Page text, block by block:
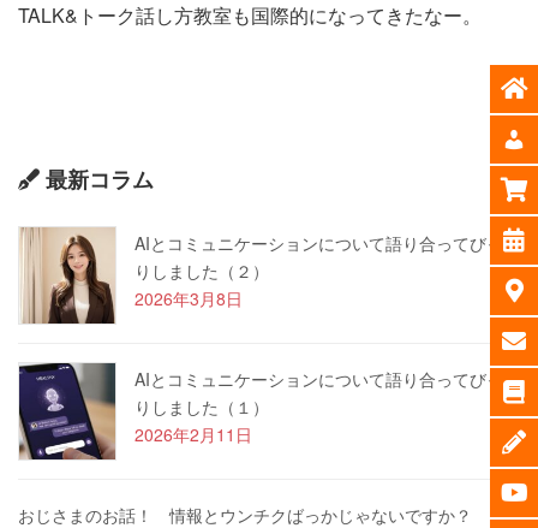
TALK&トーク話し方教室も国際的になってきたなー。
最新コラム
AIとコミュニケーションについて語り合ってびっく
りしました（２）
2026年3月8日
AIとコミュニケーションについて語り合ってびっく
りしました（１）
2026年2月11日
おじさまのお話！ 情報とウンチクばっかじゃないですか？